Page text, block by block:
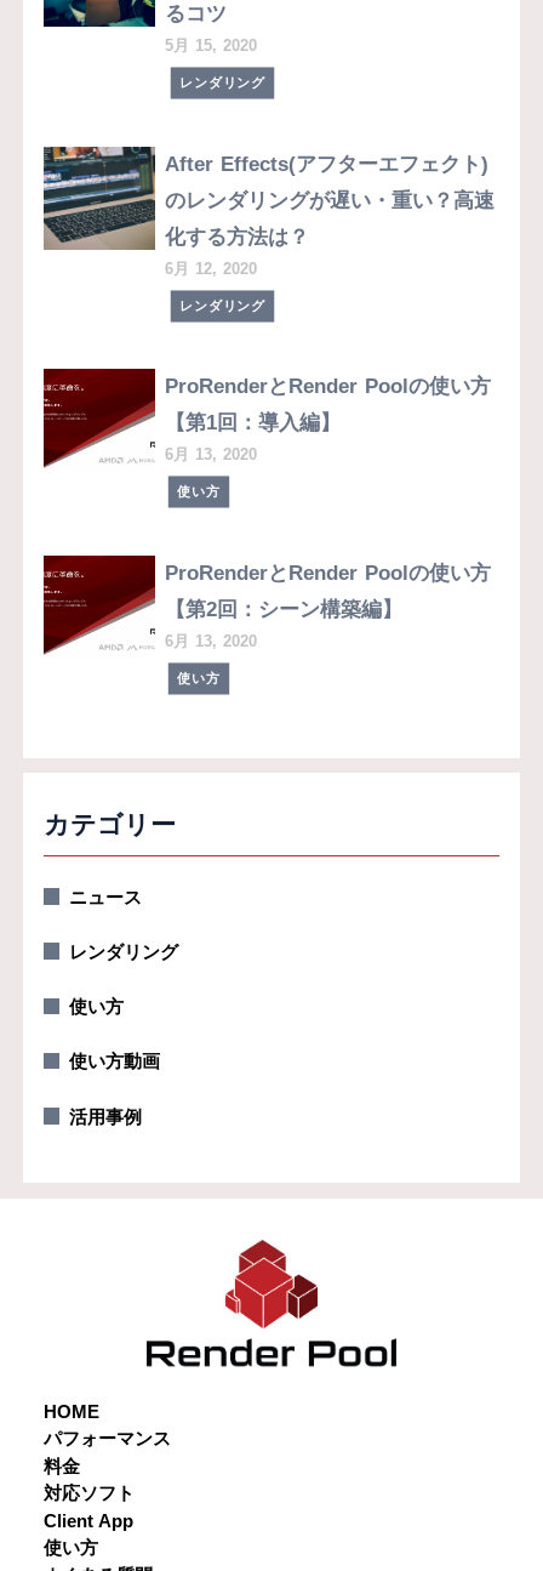
るコツ
5月 15, 2020
レンダリング
After Effects(アフターエフェクト)
のレンダリングが遅い・重い？高速
化する方法は？
6月 12, 2020
レンダリング
ProRenderとRender Poolの使い方
【第1回：導入編】
6月 13, 2020
使い方
ProRenderとRender Poolの使い方
【第2回：シーン構築編】
6月 13, 2020
使い方
カテゴリー
ニュース
レンダリング
使い方
使い方動画
活用事例
HOME
パフォーマンス
料金
対応ソフト
Client App
使い方